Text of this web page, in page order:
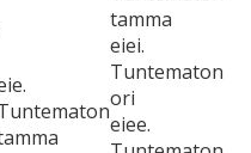
tamma
eiei.
Tuntematon
ori
eiee.